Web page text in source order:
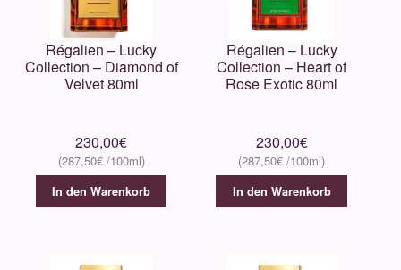
Parfums D’Elmar
PARFUMS de MARLY
Pierre Guillaume
Philly & Phill
Régalien – Lucky
Collection – Diamond of
Velvet 80ml
230,00€
287,50€
In den Warenkorb
Régalien – Lucky
Collection – Heart of
Rose Exotic 80ml
230,00€
287,50€
In den Warenkorb